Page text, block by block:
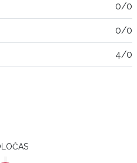
0/0
0/0
4/0